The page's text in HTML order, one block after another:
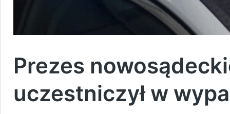
Prezes
uczestniczył w